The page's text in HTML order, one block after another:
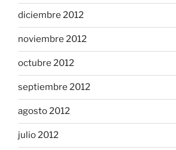
diciembre 2012
noviembre 2012
octubre 2012
septiembre 2012
agosto 2012
julio 2012